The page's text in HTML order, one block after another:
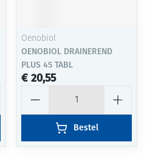
Oenobiol
OENOBIOL DRAINEREND
PLUS 45 TABL
€ 20,55
Bestel